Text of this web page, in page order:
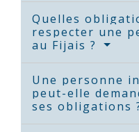
Quelles
respecter une
au Fijais ?
Une personne
peut-elle
ses obligations